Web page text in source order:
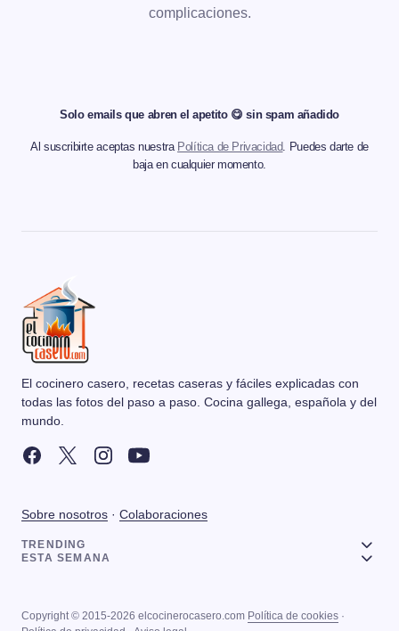
complicaciones.
Solo emails que abren el apetito 😋 sin spam añadido
Al suscribirte aceptas nuestra Política de Privacidad. Puedes darte de
baja en cualquier momento.
El cocinero casero, recetas caseras y fáciles explicadas con
todas las fotos del paso a paso. Cocina gallega, española y del
mundo.
Sobre nosotros · Colaboraciones
TRENDING
ESTA SEMANA
Copyright © 2015-2026 elcocinerocasero.com Política de cookies ·